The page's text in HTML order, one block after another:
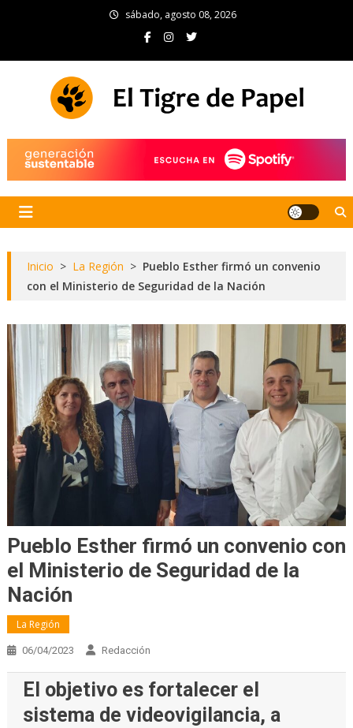
sábado, agosto 08, 2026
Inicio > La Región > Pueblo Esther firmó un convenio
con el Ministerio de Seguridad de la Nación
Pueblo Esther firmó un convenio con
el Ministerio de Seguridad de la
Nación
La Región
06/04/2023 Redacción
El objetivo es fortalecer el
sistema de videovigilancia, a